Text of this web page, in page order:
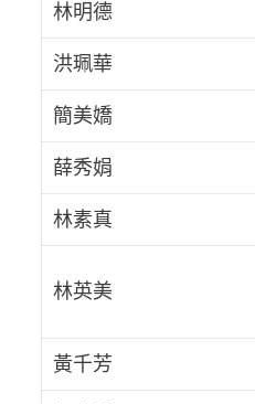
林明德
洪珮華
簡美嬌
薛秀娟
林素真
林英美
黃千芳